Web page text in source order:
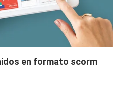
en formato scorm